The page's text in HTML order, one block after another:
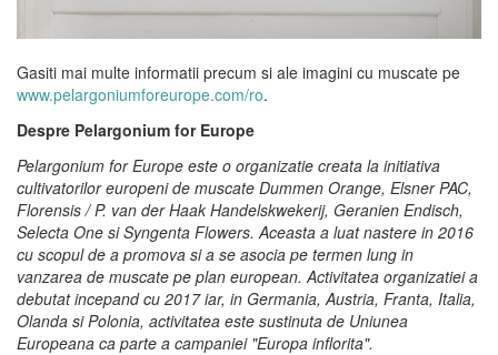
Gasiti mai multe informatii precum si ale imagini cu muscate pe
www.pelargoniumforeurope.com/ro.
Despre Pelargonium for Europe
Pelargonium for Europe este o organizatie creata la initiativa
cultivatorilor europeni de muscate Dummen Orange, Elsner PAC,
Florensis / P. van der Haak Handelskwekerij, Geranien Endisch,
Selecta One si Syngenta Flowers. Aceasta a luat nastere in 2016
cu scopul de a promova si a se asocia pe termen lung in
vanzarea de muscate pe plan european. Activitatea organizatiei a
debutat incepand cu 2017 iar, in Germania, Austria, Franta, Italia,
Olanda si Polonia, activitatea este sustinuta de Uniunea
Europeana ca parte a campaniei "Europa inflorita".